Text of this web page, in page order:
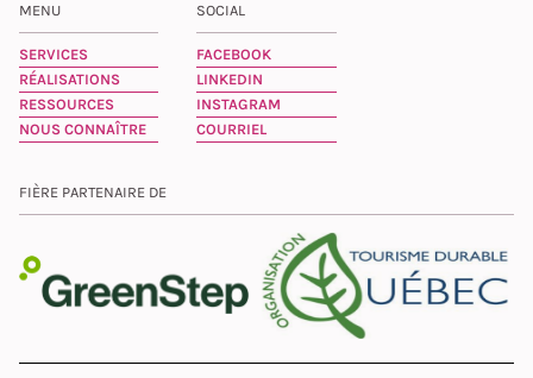
MENU
SERVICES
RÉALISATIONS
RESSOURCES
NOUS CONNAÎTRE
SOCIAL
FACEBOOK
LINKEDIN
INSTAGRAM
COURRIEL
FIÈRE PARTENAIRE DE